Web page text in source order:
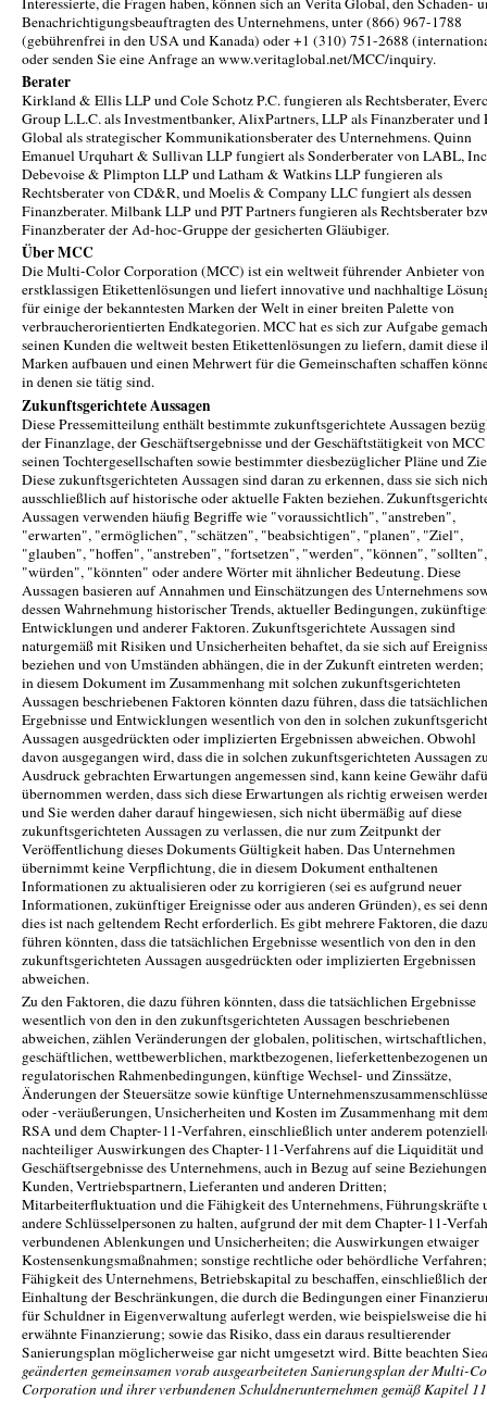
Benachrichtigungsbeauftragten des Unternehmens, unter (866) 967-1788
(gebührenfrei in den USA und Kanada) oder +1 (310) 751-2688
oder senden Sie eine Anfrage an www.veritaglobal.net/MCC/inquiry.
Berater
Kirkland & Ellis LLP und Cole Schotz P.C. fungieren als Rechtsberater,
Group L.L.C. als Investmentbanker, AlixPartners, LLP als Finanzberater und
Global als strategischer Kommunikationsberater des Unternehmens. Quinn
Emanuel Urquhart & Sullivan LLP fungiert als Sonderberater von LABL,
Debevoise & Plimpton LLP und Latham & Watkins LLP fungieren als
Rechtsberater von CD&R, und Moelis & Company LLC fungiert als dessen
Finanzberater. Milbank LLP und PJT Partners fungieren als Rechtsberater
Finanzberater der Ad-hoc-Gruppe der gesicherten Gläubiger.
Über MCC
Die Multi-Color Corporation (MCC) ist ein weltweit führender Anbieter von
erstklassigen Etikettenlösungen und liefert innovative und nachhaltige
für einige der bekanntesten Marken der Welt in einer breiten Palette von
verbraucherorientierten Endkategorien. MCC hat es sich zur Aufgabe
seinen Kunden die weltweit besten Etikettenlösungen zu liefern, damit diese
Marken aufbauen und einen Mehrwert für die Gemeinschaften schaffen
in denen sie tätig sind.
Zukunftsgerichtete Aussagen
Diese Pressemitteilung enthält bestimmte zukunftsgerichtete Aussagen
der Finanzlage, der Geschäftsergebnisse und der Geschäftstätigkeit von
seinen Tochtergesellschaften sowie bestimmter diesbezüglicher Pläne und
Diese zukunftsgerichteten Aussagen sind daran zu erkennen, dass sie sich
ausschließlich auf historische oder aktuelle Fakten beziehen.
Aussagen verwenden häufig Begriffe wie "voraussichtlich", "anstreben",
"erwarten", "ermöglichen", "schätzen", "beabsichtigen", "planen", "Ziel",
"glauben", "hoffen", "anstreben", "fortsetzen", "werden", "können", "sollten",
"würden", "könnten" oder andere Wörter mit ähnlicher Bedeutung. Diese
Aussagen basieren auf Annahmen und Einschätzungen des Unternehmens
dessen Wahrnehmung historischer Trends, aktueller Bedingungen,
Entwicklungen und anderer Faktoren. Zukunftsgerichtete Aussagen sind
naturgemäß mit Risiken und Unsicherheiten behaftet, da sie sich auf
beziehen und von Umständen abhängen, die in der Zukunft eintreten
in diesem Dokument im Zusammenhang mit solchen zukunftsgerichteten
Aussagen beschriebenen Faktoren könnten dazu führen, dass die tatsächlichen
Ergebnisse und Entwicklungen wesentlich von den in solchen
Aussagen ausgedrückten oder implizierten Ergebnissen abweichen. Obwohl
davon ausgegangen wird, dass die in solchen zukunftsgerichteten Aussagen
Ausdruck gebrachten Erwartungen angemessen sind, kann keine Gewähr
übernommen werden, dass sich diese Erwartungen als richtig erweisen
und Sie werden daher darauf hingewiesen, sich nicht übermäßig auf diese
zukunftsgerichteten Aussagen zu verlassen, die nur zum Zeitpunkt der
Veröffentlichung dieses Dokuments Gültigkeit haben. Das Unternehmen
übernimmt keine Verpflichtung, die in diesem Dokument enthaltenen
Informationen zu aktualisieren oder zu korrigieren (sei es aufgrund neuer
Informationen, zukünftiger Ereignisse oder aus anderen Gründen), es sei
dies ist nach geltendem Recht erforderlich. Es gibt mehrere Faktoren, die
führen könnten, dass die tatsächlichen Ergebnisse wesentlich von den in den
zukunftsgerichteten Aussagen ausgedrückten oder implizierten Ergebnissen
abweichen.
Zu den Faktoren, die dazu führen könnten, dass die tatsächlichen Ergebnisse
wesentlich von den in den zukunftsgerichteten Aussagen beschriebenen
abweichen, zählen Veränderungen der globalen, politischen, wirtschaftlichen,
geschäftlichen, wettbewerblichen, marktbezogenen, lieferkettenbezogenen
regulatorischen Rahmenbedingungen, künftige Wechsel- und Zinssätze,
Änderungen der Steuersätze sowie künftige Unternehmenszusammenschlüsse
oder -veräußerungen, Unsicherheiten und Kosten im Zusammenhang mit
RSA und dem Chapter-11-Verfahren, einschließlich unter anderem
nachteiliger Auswirkungen des Chapter-11-Verfahrens auf die Liquidität und
Geschäftsergebnisse des Unternehmens, auch in Bezug auf seine
Kunden, Vertriebspartnern, Lieferanten und anderen Dritten;
Mitarbeiterfluktuation und die Fähigkeit des Unternehmens, Führungskräfte
andere Schlüsselpersonen zu halten, aufgrund der mit dem Chapter-11-
verbundenen Ablenkungen und Unsicherheiten; die Auswirkungen etwaiger
Kostensenkungsmaßnahmen; sonstige rechtliche oder behördliche
Fähigkeit des Unternehmens, Betriebskapital zu beschaffen, einschließlich der
Einhaltung der Beschränkungen, die durch die Bedingungen einer
für Schuldner in Eigenverwaltung auferlegt werden, wie beispielsweise die
erwähnte Finanzierung; sowie das Risiko, dass ein daraus resultierender
Sanierungsplan möglicherweise gar nicht umgesetzt wird. Bitte beachten Sie
geänderten gemeinsamen vorab ausgearbeiteten Sanierungsplan der Multi-
Corporation und ihrer verbundenen Schuldnerunternehmen gemäß Kapitel